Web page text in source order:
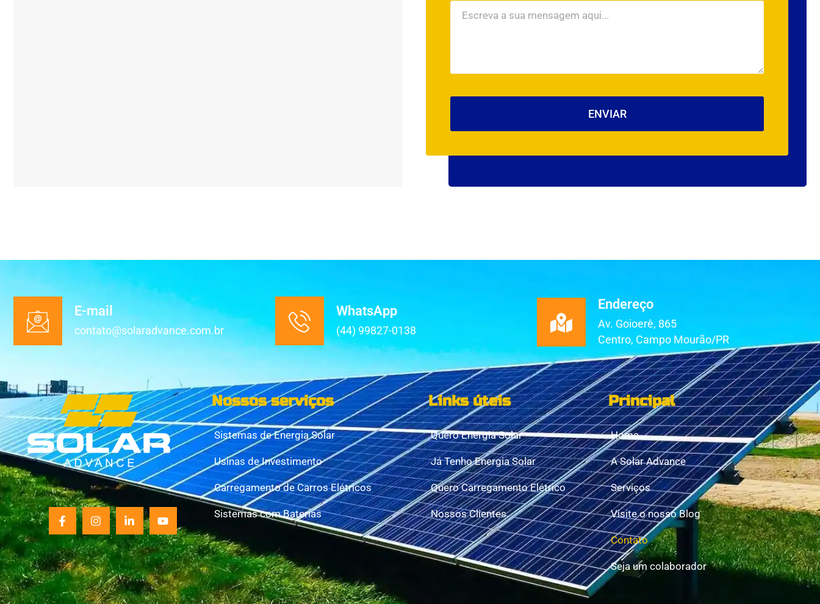
E-mail
contato@solaradvance.com.br
WhatsApp
(44) 99827-0138
Endereço
Av. Goioerê, 865
Centro, Campo Mourão/PR
Nossos serviços
Sistemas de Energia Solar
Usinas de Investimento
Carregamento de Carros Elétricos
Sistemas com Baterias
Links úteis
Quero Energia Solar
Já Tenho Energia Solar
Quero Carregamento Elétrico
Nossos Clientes
Principal
Home
A Solar Advance
Serviços
Visite o nosso Blog
Contato
Seja um colaborador